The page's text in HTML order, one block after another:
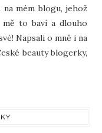
mém blogu, jehož
mě to baví a dlouho
Napsali o mně i na
beauty blogerky,